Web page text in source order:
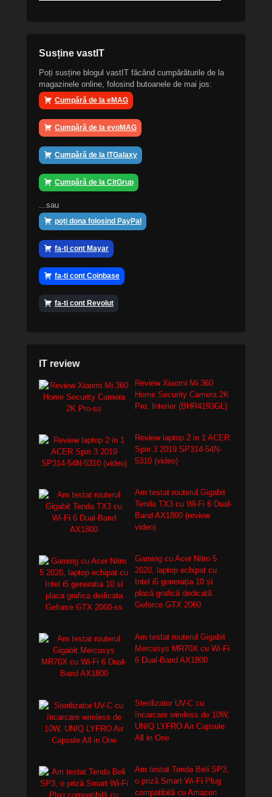
Susține vastIT
Poți susține blogul vastIT făcând cumpărăturile de la
magazinele online, folosind butoanele de mai jos:
Cumpără de la eMAG
Cumpără de la evoMAG
Cumpără de la ITGalaxy
Cumpără de la CitGrup
...sau
poți dona folosind PayPal
fa-ti cont Mayar
fa-ti cont Coinbase
fa-ti cont Revolut
IT review
Review Xiaomi Mi 360
Home Security Camera 2K
Pro, Interior (BHR4193GL)
Review laptop 2 in 1 ACER
Spin 3 2019 SP314-54N-
5310 (video)
Am testat routerul Gigabit
Tenda TX3 cu Wi-Fi 6 Dual-
Band AX1800 (review
video)
Gaming cu Acer Nitro 5
2020, laptop echipat cu
Intel i5 generația 10 și
placă grafică dedicată
Geforce GTX 2060
Am testat routerul Gigabit
Mercusys MR70X cu Wi-Fi
6 Dual-Band AX1800
Sterilizator UV-C cu
încarcare wireless de 10W,
UNIQ LYFRO Air Capsule
All in One
Am testat Tenda Beli SP3,
o priză Smart Wi-Fi Plug
compatibilă cu Amazon